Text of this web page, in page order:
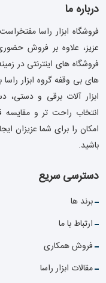
درباره ما
فروشگاه ابزار راسا
عزیز، علاوه بر فروش
فروشگاه های اینترنتی در
های بی وقفه گروه ابزار
ابزار آلات برقی و دستی،
انتخاب راحت تر و مقایسه
امکان را برای شما عزیزان
باشید.
دسترسی سریع
برند ها
ارتباط با ما
فروش همکاری
مقالات ابزار راسا